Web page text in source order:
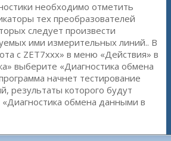
необходимо отметить
тех преобразователей
следует произвести
ими измерительных линий.. В
с ZET7xxx» в меню «Действия» в
выберите «Диагностика обмена
начнет тестирование
результаты которого будут
обмена данными в